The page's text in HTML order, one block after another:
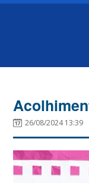
26/08/2024 13:39